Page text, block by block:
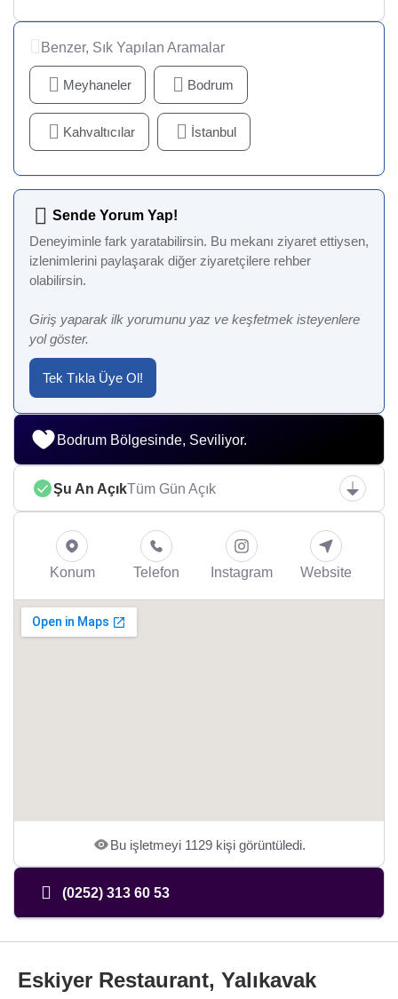
Benzer, Sık Yapılan Aramalar
Meyhaneler Bodrum
Kahvaltıcılar İstanbul
Sende Yorum Yap!
Deneyiminle fark yaratabilirsin. Bu mekanı ziyaret ettiysen,
izlenimlerini paylaşarak diğer ziyaretçilere rehber
olabilirsin.
Giriş yaparak ilk yorumunu yaz ve keşfetmek isteyenlere
yol göster.
Tek Tıkla Üye Ol!
Bodrum Bölgesinde, Seviliyor.
Şu An AçıkTüm Gün Açık
Konum Telefon Instagram Website
Bu işletmeyi 1129 kişi görüntüledi.
(0252) 313 60 53
Eskiyer Restaurant, Yalıkavak